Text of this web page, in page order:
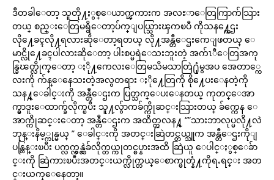
ဒီတခါေတာ့ သူတို႔ႏွစ္ေယာက္ၾကားက အလႊာေတြကြာက်သြား
တယ္ စည္းေတြမရွိေတာ့ပ်က္ျပယ္သြားၾကၿပီ ကိုသန႔္ကေဌး
လို႔ေခၚလို႔ရလားဆိုေတာ့ရတယ္ လို႔အန္တီေဌးကေျဖတယ္ ေ
မာင္လို႔ေခၚပါလားဆိုေတာ့ ပါးစပ္မရဲေသးဘူးတဲ့ အက်ၤီေတြအကု
န္ခြၽတ္လိုက္ေတာ့ ႏို႔ကေလးေတြမသိမသာတြဲ႐ုံမွအပ အေတာ္ကေ
လးကို က်န္ေနေသးတဲ့အလွတရား ႏို႔ေတြကို စို႔ေပးေနတဲ့ကို
သန႔္ေခါင္းကို အန္တီေဌးက ပြတ္သက္ေပးေနတယ္ ကုတင္ေအာ
က္မွာဒူးေထာက္ခ်လိုက္ၿပီး သူ႔လွ်ာကခ်က္ကိုဆင္းသြားတယ္ ခ်က္ကေန ေ
အာက္ကိုဆင္းေတာ့ အန္တီေဌးက အထိတ္တလန႔္ “”သားဘာလုပ္မလို႔လဲ
ဘုန္းနိမ့္ကုန္မယ္ ” ေခါင္းကို အတင္းဆြဲတင္တယ္သူက အန္တီေဌးကိုျ
ပန္တြန္းၿပီး ပက္လက္လွန္လွဲခ်လိုက္တယ္ကုတင္စပ္နားအထိ ဆြဲယူ ေပါင္ႏွစ္ေခ်ာ
င္းကို ဆြဲကားၿပီးအတင္းယက္လိုက္တယ္ေစာက္ဖုတ္နံ႔ကိုရႉရင္း အတ
င္းယက္ေနေတာ့။